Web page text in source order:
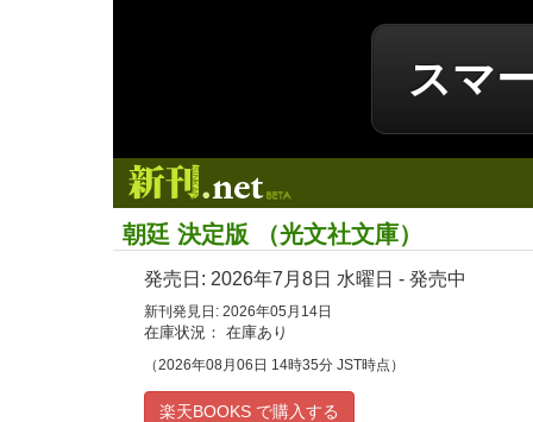
スマ
朝廷 決定版 （光文社文庫）
発売日: 2026年7月8日 水曜日 - 発売中
新刊発見日: 2026年05月14日
在庫状況： 在庫あり
（2026年08月06日 14時35分 JST時点）
楽天BOOKS で購入する